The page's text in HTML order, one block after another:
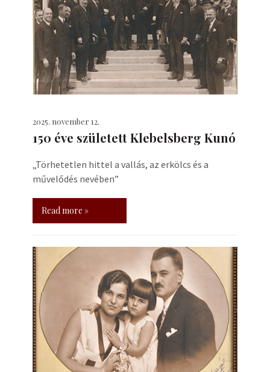
2025. november 12.
150 éve született Klebelsberg Kunó
„Törhetetlen hittel a vallás, az erkölcs és a
művelődés nevében”
Read more »